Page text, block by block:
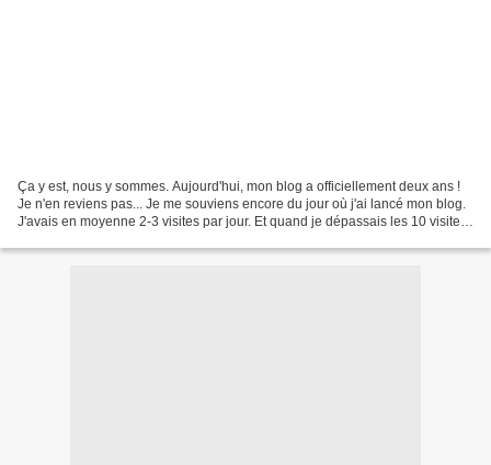
Ça y est, nous y sommes. Aujourd'hui, mon blog a officiellement deux ans !
Je n'en reviens pas... Je me souviens encore du jour où j'ai lancé mon blog.
J'avais en moyenne 2-3 visites par jour. Et quand je dépassais les 10 visites,